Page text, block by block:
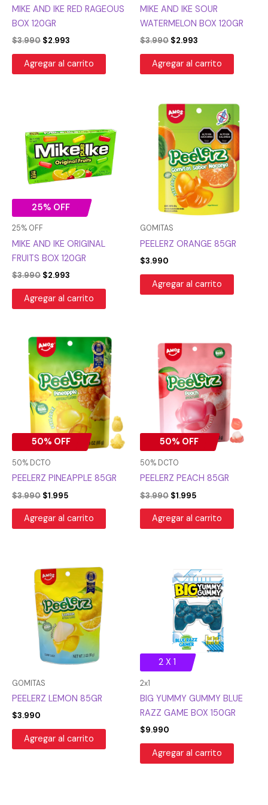
MIKE AND IKE RED RAGEOUS
BOX 120GR
$3.990 $2.993
Agregar al carrito
MIKE AND IKE SOUR
WATERMELON BOX 120GR
$3.990 $2.993
Agregar al carrito
25% OFF
25% OFF
MIKE AND IKE ORIGINAL
FRUITS BOX 120GR
$3.990
era:
$3.990.
$2.993
es:
$2.993.
Agregar al carrito
GOMITAS
PEELERZ ORANGE 85GR
$3.990
Agregar al carrito
50% OFF
50% DCTO
PEELERZ PINEAPPLE 85GR
$3.990
El
precio
original
$3.990.
$1.995
El
precio
actual
es:
$1.995.
Agregar al carrito
50% OFF
50% DCTO
PEELERZ PEACH 85GR
$3.990
precio
original
era:
$3.990.
$1.995
precio
actual
es:
$1.995.
Agregar al carrito
GOMITAS
PEELERZ LEMON 85GR
$3.990
Agregar al carrito
2 X 1
2x1
BIG YUMMY GUMMY BLUE
RAZZ GAME BOX 150GR
$9.990
Agregar al carrito